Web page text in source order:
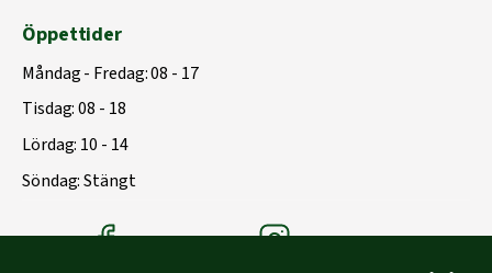
Öppettider
Måndag - Fredag: 08 - 17
Tisdag: 08 - 18
Lördag: 10 - 14
Söndag: Stängt